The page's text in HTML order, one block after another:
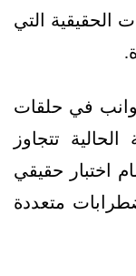
الحقيقية التي
في حلقات
تتجاوز
اختبار حقيقي
متعددة